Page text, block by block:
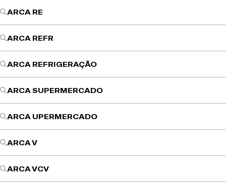
ARCA RE
ARCA REFR
ARCA REFRIGERAÇÃO
ARCA SUPERMERCADO
ARCA UPERMERCADO
ARCA V
ARCA VCV